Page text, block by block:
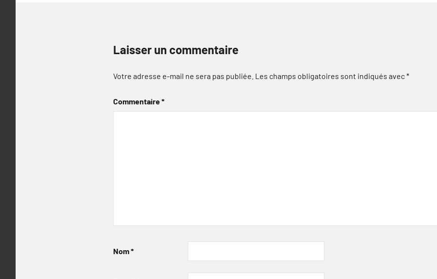
Laisser un commentaire
Votre adresse e-mail ne sera pas publiée. Les champs obligatoires sont indiqués avec*
Commentaire*
Nom*